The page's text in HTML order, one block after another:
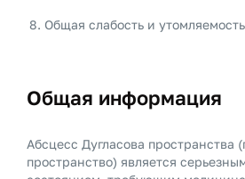
Общая слабость и
Общая информация
Абсцесс Дугласова пространства
пространство) является